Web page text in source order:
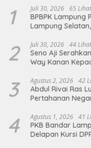
1 Juli 30, 2026 65 Lihat
BPBPK Lampung
Lampung
2 Juli 30, 2026 44 Lihat
Seno Aji
Way Kanan
3 Agustus 2, 2026 42
Abdul Rivai Ras
Pertahanan
4 Agustus 1, 2026 41
PKB Bandar
Delapan Kursi